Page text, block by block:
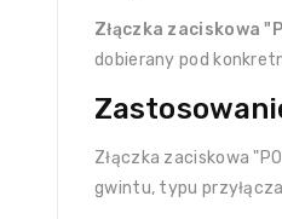
Złączka zaciskowa
dobierany pod
Złączka zaciskowa
gwintu, typu